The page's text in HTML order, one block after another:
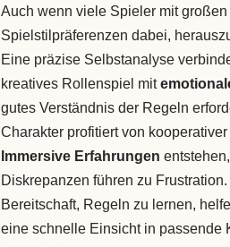
Auch wenn viele Spieler mit
Spielstilpräferenzen dabei,
Eine präzise Selbstanalyse
kreatives Rollenspiel mit
gutes Verständnis der Regeln
Charakter profitiert von
Immersive Erfahrungen
Diskrepanzen führen zu
Bereitschaft, Regeln zu lernen,
eine schnelle Einsicht in passende